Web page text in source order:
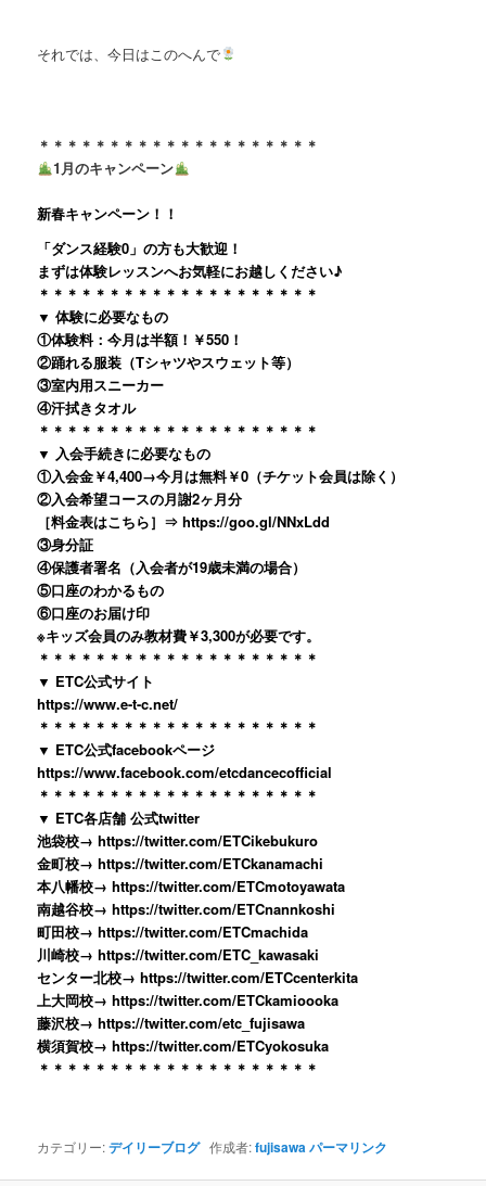
それでは、今日はこのへんで
＊＊＊＊＊＊＊＊＊＊＊＊＊＊＊＊＊＊＊＊
1月のキャンペーン
新春キャンペーン！！
「ダンス経験0」の方も大歓迎！
まずは体験レッスンへお気軽にお越しください♪
＊＊＊＊＊＊＊＊＊＊＊＊＊＊＊＊＊＊＊＊
▼ 体験に必要なもの
①体験料：今月は半額！￥550！
②踊れる服装（Tシャツやスウェット等）
③室内用スニーカー
④汗拭きタオル
＊＊＊＊＊＊＊＊＊＊＊＊＊＊＊＊＊＊＊＊
▼ 入会手続きに必要なもの
①入会金￥4,400→今月は無料￥0（チケット会員は除く）
②入会希望コースの月謝2ヶ月分
［料金表はこちら］⇒ https://goo.gl/NNxLdd
③身分証
④保護者署名（入会者が19歳未満の場合）
⑤口座のわかるもの
⑥口座のお届け印
※キッズ会員のみ教材費￥3,300が必要です。
＊＊＊＊＊＊＊＊＊＊＊＊＊＊＊＊＊＊＊＊
▼ ETC公式サイト
https://www.e-t-c.net/
＊＊＊＊＊＊＊＊＊＊＊＊＊＊＊＊＊＊＊＊
▼ ETC公式facebookページ
https://www.facebook.com/etcdancecofficial
＊＊＊＊＊＊＊＊＊＊＊＊＊＊＊＊＊＊＊＊
▼ ETC各店舗 公式twitter
池袋校→ https://twitter.com/ETCikebukuro
金町校→ https://twitter.com/ETCkanamachi
本八幡校→ https://twitter.com/ETCmotoyawata
南越谷校→ https://twitter.com/ETCnannkoshi
町田校→ https://twitter.com/ETCmachida
川崎校→ https://twitter.com/ETC_kawasaki
センター北校→ https://twitter.com/ETCcenterkita
上大岡校→ https://twitter.com/ETCkamioooka
藤沢校→ https://twitter.com/etc_fujisawa
横須賀校→ https://twitter.com/ETCyokosuka
＊＊＊＊＊＊＊＊＊＊＊＊＊＊＊＊＊＊＊＊
カテゴリー:デイリーブログ作成者:fujisawaパーマリンク